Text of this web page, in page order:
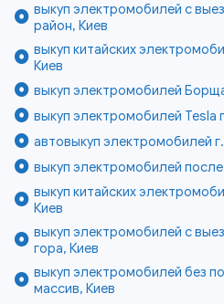
выкуп электромобилей с
район, Киев
выкуп китайских
Киев
выкуп электромобилей
выкуп электромобилей Tesla
автовыкуп электромобилей
выкуп электромобилей
выкуп китайских
Киев
выкуп электромобилей с
гора, Киев
выкуп электромобилей без
массив, Киев